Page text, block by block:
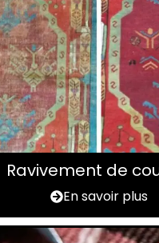
Ravivement de
En savoir plus